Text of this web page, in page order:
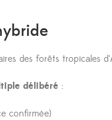
des forêts tropicales
délibéré :
confirmée)